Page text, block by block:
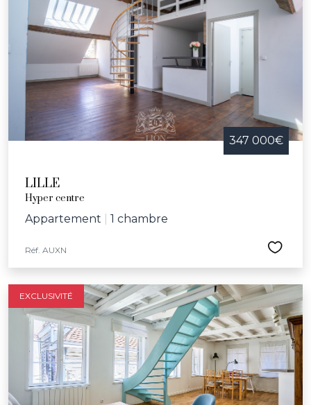
347 000€
LILLE
Hyper centre
Appartement 1 chambre
Réf. AUXN
EXCLUSIVITÉ